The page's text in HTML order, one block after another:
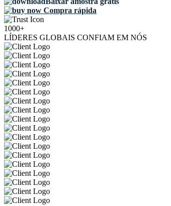
Compra rápida
1000+
LÍDERES GLOBAIS CONFIAM EM NÓS